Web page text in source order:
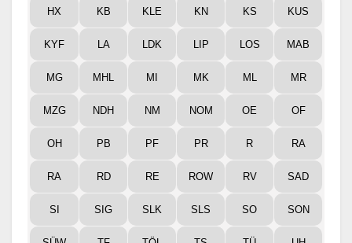
HX KB KLE KN KS KUS
KYF LA LDK LIP LOS MAB
MG MHL MI MK ML MR
MZG NDH NM NOM OE OF
OH PB PF PR R RA
RA RD RE ROW RV SAD
SI SIG SLK SLS SO SON
SÜW TF TÖL TS TÜ UH